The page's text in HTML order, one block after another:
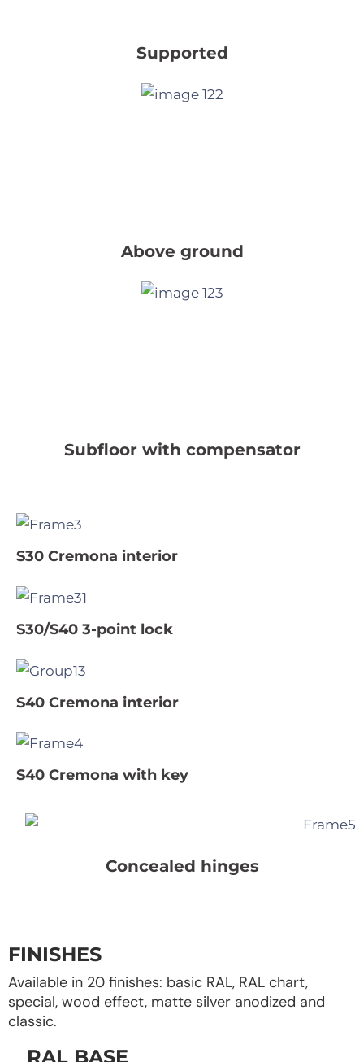
Supported
Above ground
Subfloor with compensator
S30 Cremona interior
S30/S40 3-point lock
S40 Cremona interior
S40 Cremona with key
Concealed hinges
FINISHES
Available in 20 finishes: basic RAL, RAL chart,
special, wood effect, matte silver anodized and
classic.
RAL BASE